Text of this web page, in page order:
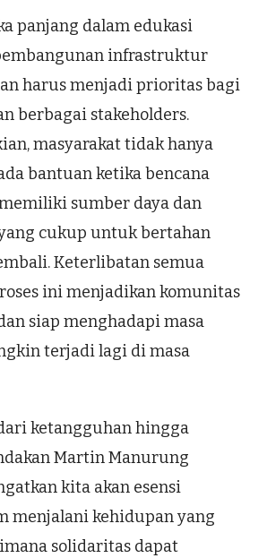
panjang dalam edukasi
infrastruktur
harus menjadi prioritas bagi
berbagai stakeholders.
masyarakat tidak hanya
bantuan ketika bencana
sumber daya dan
cukup untuk bertahan
Keterlibatan semua
ini menjadikan komunitas
siap menghadapi masa
terjadi lagi di masa
ketangguhan hingga
Martin Manurung
kita akan esensi
menjalani kehidupan yang
solidaritas dapat